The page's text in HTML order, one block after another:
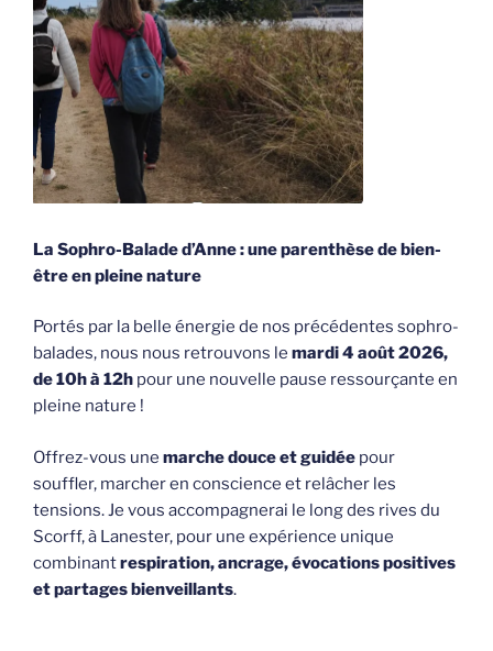
La Sophro-Balade d’Anne : une parenthèse de bien-
être en pleine nature
Portés par la belle énergie de nos précédentes sophro-
balades, nous nous retrouvons le mardi 4 août 2026,
de 10h à 12h pour une nouvelle pause ressourçante en
pleine nature !
Offrez-vous une marche douce et guidée pour
souffler, marcher en conscience et relâcher les
tensions. Je vous accompagnerai le long des rives du
Scorff, à Lanester, pour une expérience unique
combinantrespiration, ancrage, évocations positives
et partages bienveillants.